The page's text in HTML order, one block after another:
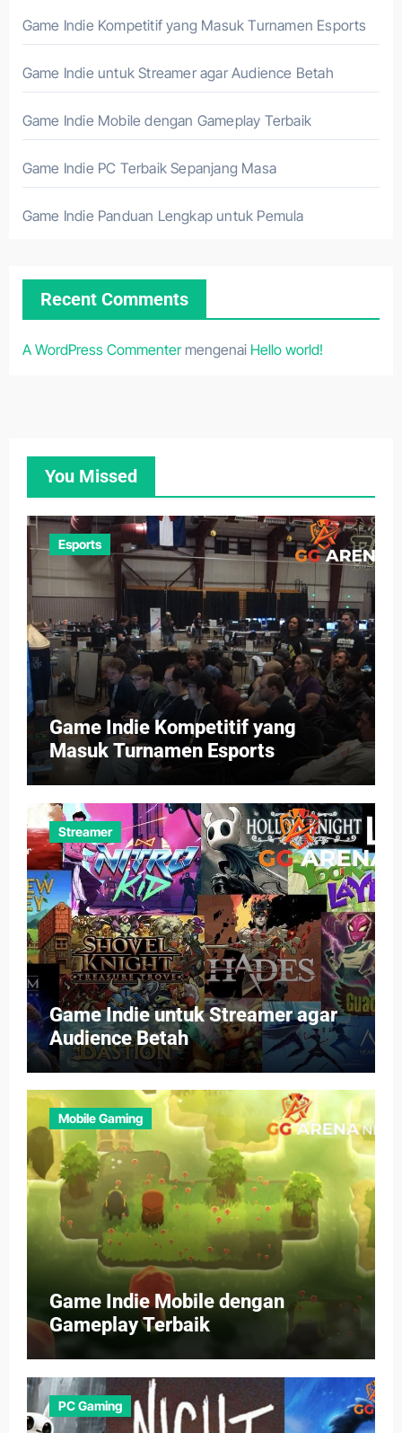
Game Indie Kompetitif yang Masuk Turnamen Esports
Game Indie untuk Streamer agar Audience Betah
Game Indie Mobile dengan Gameplay Terbaik
Game Indie PC Terbaik Sepanjang Masa
Game Indie Panduan Lengkap untuk Pemula
Recent Comments
A WordPress Commentermengenai Hello world!
You Missed
Esports
Game Indie Kompetitif yang
Masuk Turnamen Esports
Streamer
Game Indie untuk Streamer agar
Audience Betah
Mobile Gaming
Game Indie Mobile dengan
Gameplay Terbaik
PC Gaming